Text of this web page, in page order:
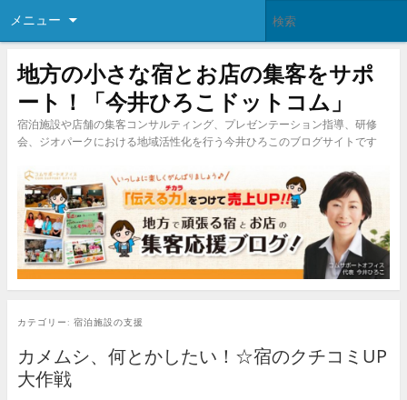
メニュー
地方の小さな宿とお店の集客をサポ
ート！「今井ひろこドットコム」
宿泊施設や店舗の集客コンサルティング、プレゼンテーション指導、研修
会、ジオパークにおける地域活性化を行う今井ひろこのブログサイトです
カテゴリー: 宿泊施設の支援
カメムシ、何とかしたい！☆宿のクチコミUP
大作戦